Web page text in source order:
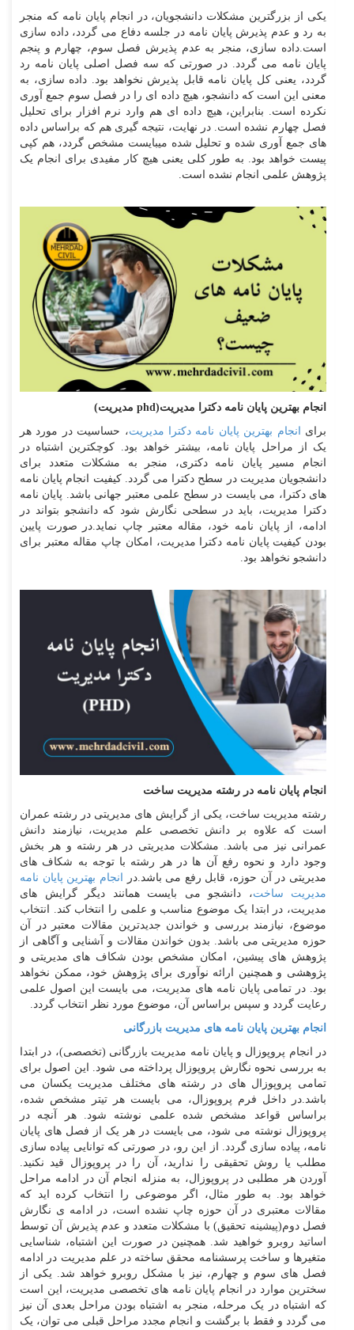
یکی از بزرگترین مشکلات دانشجویان، در انجام پایان نامه که منجر
به رد و عدم پذیرش پایان نامه در جلسه دفاع می گردد، داده سازی
است.داده سازی، منجر به عدم پذیرش فصل سوم، چهارم و پنجم
پایان نامه می گردد. در صورتی که سه فصل اصلی پایان نامه رد
گردد، یعنی کل پایان نامه قابل پذیرش نخواهد بود. داده سازی، به
معنی این است که دانشجو، هیچ داده ای را در فصل سوم جمع آوری
نکرده است. بنابراین، هیچ داده ای هم وارد نرم افزار برای تحلیل
فصل چهارم نشده است. در نهایت، نتیجه گیری هم که براساس داده
های جمع آوری شده و تحلیل شده میبایست مشخص گردد، هم کپی
پیست خواهد بود. به طور کلی یعنی هیچ کار مفیدی برای انجام یک
پژوهش علمی انجام نشده است.
انجام بهترین پایان نامه دکترا مدیریت(phd مدیریت)
برای
انجام بهترین پایان نامه دکترا مدیریت، حساسیت در مورد هر
یک از مراحل پایان نامه، بیشتر خواهد بود. کوچکترین اشتباه در
انجام مسیر پایان نامه دکتری، منجر به مشکلات متعدد برای
دانشجویان مدیریت در سطح دکترا می گردد. کیفیت انجام پایان نامه
های دکترا، می بایست در سطح علمی معتبر جهانی باشد. پایان نامه
دکترا مدیریت، باید در سطحی نگارش شود که دانشجو بتواند در
ادامه، از پایان نامه خود، مقاله معتبر چاپ نماید.در صورت پایین
بودن کیفیت پایان نامه دکترا مدیریت، امکان چاپ مقاله معتبر برای
دانشجو نخواهد بود.
انجام پایان نامه در رشته مدیریت ساخت
رشته مدیریت ساخت، یکی از گرایش های مدیریتی در رشته عمران
است که علاوه بر دانش تخصصی علم مدیریت، نیازمند دانش
عمرانی نیز می باشد. مشکلات مدیریتی در هر رشته و هر بخش
وجود دارد و نحوه رفع آن ها در هر رشته با توجه به شکاف های
مدیریتی در آن حوزه، قابل رفع می باشد.در
انجام بهترین پایان نامه
مدیریت ساخت، دانشجو می بایست همانند دیگر گرایش های
مدیریت، در ابتدا یک موضوع مناسب و علمی را انتخاب کند. انتخاب
موضوع، نیازمند بررسی و خواندن جدیدترین مقالات معتبر در آن
حوزه مدیریتی می باشد. بدون خواندن مقالات و آشنایی و آگاهی از
پژوهش های پیشین، امکان مشخص بودن شکاف های مدیریتی و
پژوهشی و همچنین ارائه نوآوری برای پژوهش خود، ممکن نخواهد
بود. در تمامی پایان نامه های مدیریت، می بایست این اصول علمی
رعایت گردد و سپس براساس آن، موضوع مورد نظر انتخاب گردد.
انجام بهترین پایان نامه های مدیریت بازرگانی
در انجام پروپوزال و پایان نامه مدیریت بازرگانی (تخصصی)، در ابتدا
به بررسی نحوه نگارش پروپوزال پرداخته می شود. این اصول برای
تمامی پروپوزال های در رشته های مختلف مدیریت یکسان می
باشد.در داخل فرم پروپوزال، می بایست هر تیتر مشخص شده،
براساس قواعد مشخص شده علمی نوشته شود. هر آنچه در
پروپوزال نوشته می شود، می بایست در هر یک از فصل های پایان
نامه، پیاده سازی گردد. از این رو، در صورتی که توانایی پیاده سازی
مطلب یا روش تحقیقی را ندارید، آن را در پروپوزال قید نکنید.
آوردن هر مطلبی در پروپوزال، به منزله انجام آن در ادامه مراحل
خواهد بود. به طور مثال، اگر موضوعی را انتخاب کرده اید که
مقالات معتبری در آن حوزه چاپ نشده است، در ادامه ی نگارش
فصل دوم(پیشینه تحقیق) با مشکلات متعدد و عدم پذیرش آن توسط
اساتید روبرو خواهید شد. همچنین در صورت این اشتباه، شناسایی
متغیرها و ساخت پرسشنامه محقق ساخته در علم مدیریت در ادامه
فصل های سوم و چهارم، نیز با مشکل روبرو خواهد شد. یکی از
سخترین موارد در انجام پایان نامه های تخصصی مدیریت، این است
که اشتباه در یک مرحله، منجر به اشتباه بودن مراحل بعدی آن نیز
می گردد و فقط با برگشت و انجام مجدد مراحل قبلی می توان، یک